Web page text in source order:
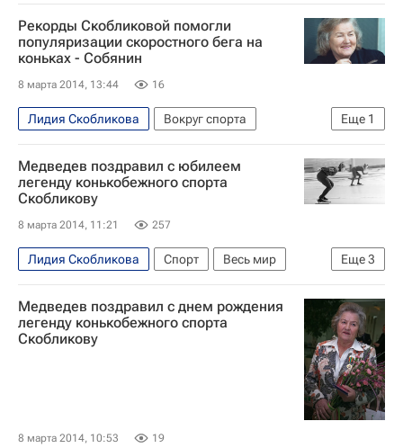
Эвандер Холифилд
Денис Лебедев
Республика Калмыкия
Россия
Рекорды Скобликовой помогли
популяризации скоростного бега на
коньках - Собянин
8 марта 2014, 13:44 16
Еще 1
Лидия Скобликова
Вокруг спорта
Сергей Собянин
Медведев поздравил с юбилеем
легенду конькобежного спорта
Скобликову
8 марта 2014, 11:21 257
Еще3
Лидия Скобликова Спорт
Весь мир
Европа
Дмитрий Медведев Россия
Медведев поздравил с днем рождения
легенду конькобежного спорта
Скобликову
8 марта 2014, 10:53 19